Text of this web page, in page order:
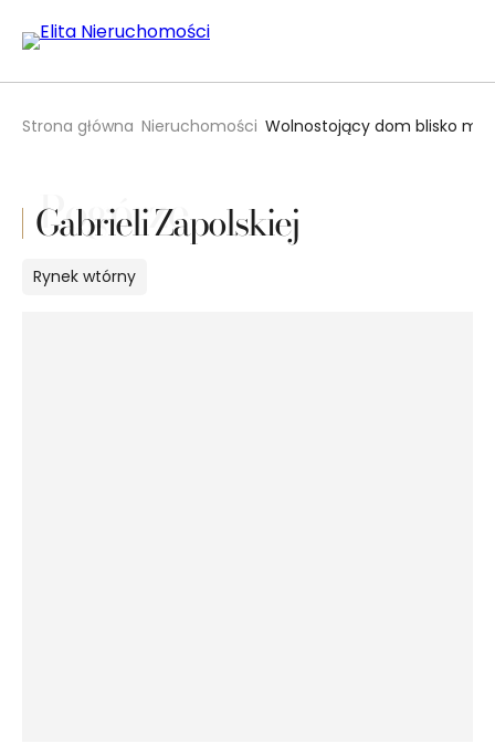
Strona główna Nieruchomości Wolnostojący dom blisko
Pogórze
Gabrieli Zapolskiej
Rynek wtórny